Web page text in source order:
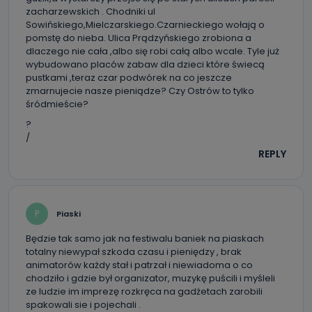
dane, które pochodzą bezpośrednio od Państwa (lub
zostały przekazane w Państwa imieniu) lub dane osobowe,
które zostały zebrane ze źródeł publicznie dostępnych, w
szczególności: imię i nazwisko, adres e-mail, telefon
kontaktowy, adres korespondencyjny. Odbiorcą Pastwa
danych osobowych są pracownicy i współpracownicy
oraz partnerzy wspomagający administratora w jego
biznesowej działalności.
Jak skontaktować się z inspektorem
danych osobowych?
Można to zrobić pod numerem telefonu 62 735-51-05 lub
zacharzewskich . Chodniki ul
Sowińskiego,Mielczarskiego.Czarnieckiego wołają o
pomstę do nieba. Ulica Prądzyńskiego zrobiona a
dlaczego nie cała ,albo się robi całą albo wcale. Tyle już
wybudowano placów zabaw dla dzieci które świecą
pustkami ,teraz czar podwórek na co jeszcze
zmarnujecie nasze pieniądze? Czy Ostrów to tylko
śródmieście?
?
/
REPLY
P Piaski
Będzie tak samo jak na festiwalu baniek na piaskach
totalny niewypał szkoda czasu i pieniędzy , brak
animatorów każdy stał i patrzał i niewiadoma o co
chodziło i gdzie był organizator, muzykę puścili i myśleli
ze ludzie im imprezę rozkręca na gadżetach zarobili
spakowali sie i pojechali .